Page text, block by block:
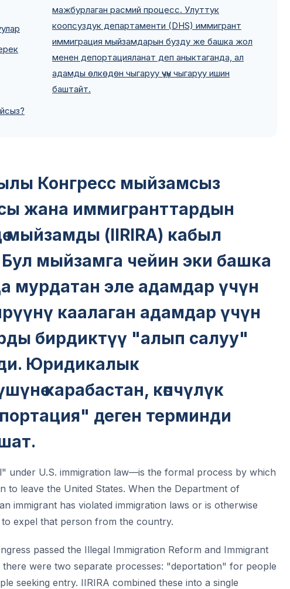
мажбурлаган расмий процесс. Улуттук
коопсуздук департаменти (DHS) иммигрант
иммиграция мыйзамдарын бузду же башка жол
менен депортацияланат деп аныктаганда, ал
адамды өлкөдөн чыгаруу үчүн чыгаруу ишин
баштайт.
Конгресс мыйзамсыз
жана иммигранттардын
мыйзамды (IIRIRA) кабыл
Бул мыйзамга чейин эки башка
мурдатан эле адамдар үчүн
каалаган адамдар үчүн
бирдиктүү "алып салуу"
Юридикалык
карабастан, көпчүлүк
деген терминди
under U.S. immigration law—is the formal process by which
to leave the United States. When the Department of
immigrant has violated immigration laws or is otherwise
expel that person from the country.
passed the Illegal Immigration Reform and Immigrant
were two separate processes: "deportation" for people
seeking entry. IIRIRA combined these into a single